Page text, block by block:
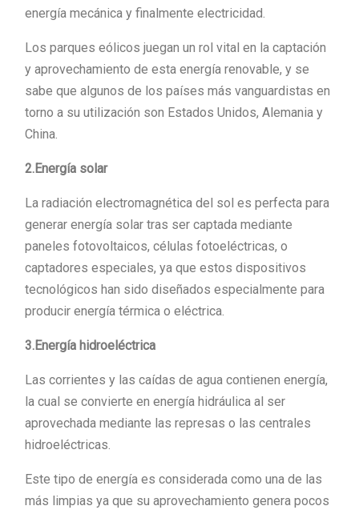
energía mecánica y finalmente electricidad.
Los parques eólicos juegan un rol vital en la captación
y aprovechamiento de esta energía renovable, y se
sabe que algunos de los países más vanguardistas en
torno a su utilización son Estados Unidos, Alemania y
China.
2.Energía solar
La radiación electromagnética del sol es perfecta para
generar energía solar tras ser captada mediante
paneles fotovoltaicos, células fotoeléctricas, o
captadores especiales, ya que estos dispositivos
tecnológicos han sido diseñados especialmente para
producir energía térmica o eléctrica.
3.Energía hidroeléctrica
Las corrientes y las caídas de agua contienen energía,
la cual se convierte en energía hidráulica al ser
aprovechada mediante las represas o las centrales
hidroeléctricas.
Este tipo de energía es considerada como una de las
más limpias ya que su aprovechamiento genera pocos